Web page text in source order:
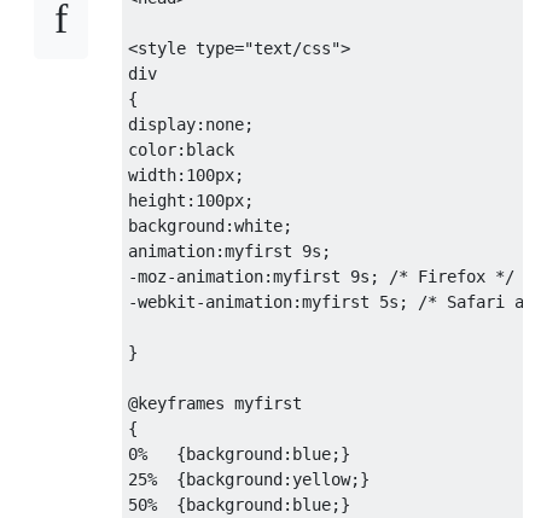
<style type="text/css">
{
display: none;
color:
width: 100px;
height : 100px;
background:white;
animation:myfirst 9s ;
-moz-animation:myfirst 9s ;
/* Firefox */
-webkit-animation:myfirst 5s ; /* Safari
}
@
{
0%
{background: blue;}
25%
{background: yellow;}
50%
{background: blue;}